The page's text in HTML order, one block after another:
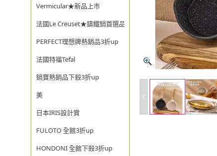
Vermicular★新品上市
法國Le Creuset★鑄鐵鍋首選品牌
PERFECT理想牌熱銷品3折up
法國特福Tefal
鍋寶熱銷品下殺3折up
美
日本IRIS設計賞
FULOTO 全館3折up
HONDONI 全館下殺3折up